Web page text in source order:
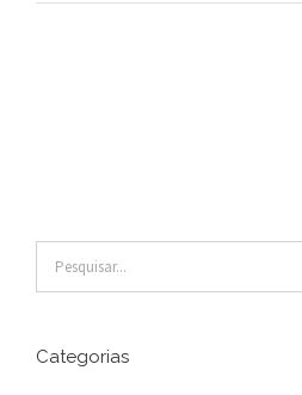
resultados
Categorias